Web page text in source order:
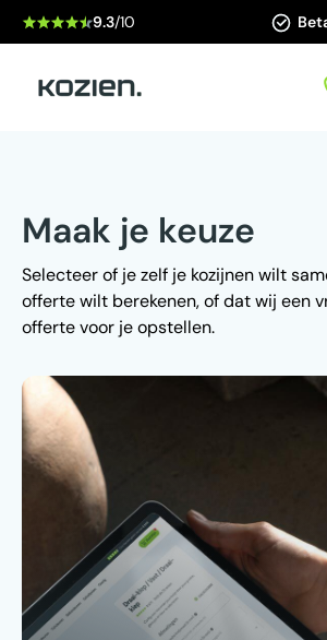
9.3/10
Maak je keuze
Selecteer of je zelf je kozijnen wilt
offerte wilt berekenen, of dat wij een
offerte voor je opstellen.